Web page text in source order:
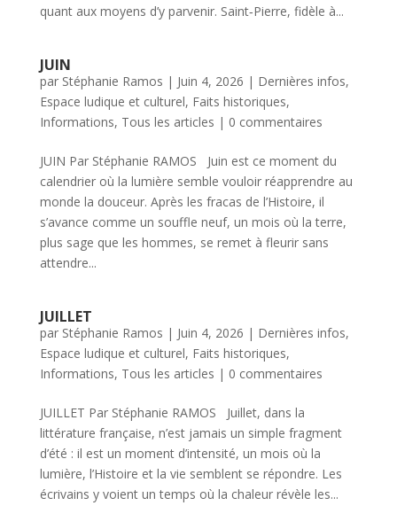
quant aux moyens d’y parvenir. Saint‑Pierre, fidèle à...
JUIN
par Stéphanie Ramos | Juin 4, 2026 | Dernières infos,
Espace ludique et culturel, Faits historiques,
Informations, Tous les articles | 0 commentaires
JUIN Par Stéphanie RAMOS Juin est ce moment du
calendrier où la lumière semble vouloir réapprendre au
monde la douceur. Après les fracas de l’Histoire, il
s’avance comme un souffle neuf, un mois où la terre,
plus sage que les hommes, se remet à fleurir sans
attendre...
JUILLET
par Stéphanie Ramos | Juin 4, 2026 | Dernières infos,
Espace ludique et culturel, Faits historiques,
Informations, Tous les articles | 0 commentaires
JUILLET Par Stéphanie RAMOS Juillet, dans la
littérature française, n’est jamais un simple fragment
d’été : il est un moment d’intensité, un mois où la
lumière, l’Histoire et la vie semblent se répondre. Les
écrivains y voient un temps où la chaleur révèle les...